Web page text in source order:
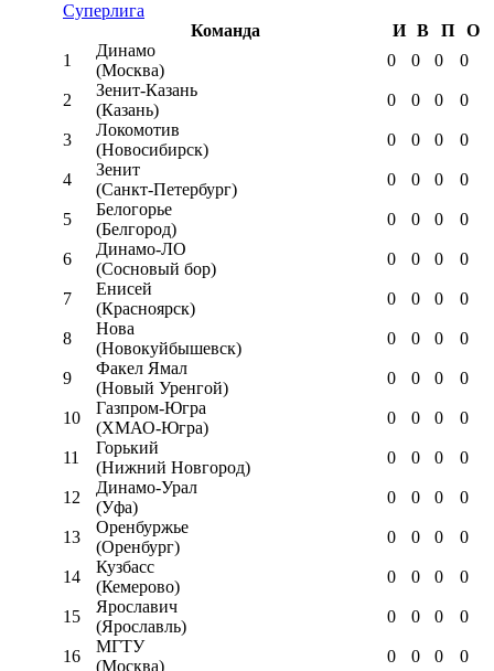
Суперлига
Команда
И В П
О
1
Динамо
(Москва)
0 0 0 0
2
Зенит-Казань
(Казань)
0 0 0 0
3
Локомотив
(Новосибирск)
0 0 0 0
4
Зенит
(Санкт-Петербург)
0 0 0 0
5
Белогорье
(Белгород)
0 0 0 0
6
Динамо-ЛО
(Сосновый бор)
0 0 0 0
7
Енисей
(Красноярск)
0 0 0 0
8
Нова
(Новокуйбышевск)
0 0 0 0
9
Факел Ямал
(Новый Уренгой)
0 0 0 0
10
Газпром-Югра
(ХМАО-Югра)
0 0 0 0
11
Горький
(Нижний Новгород)
0 0 0 0
12
Динамо-Урал
(Уфа)
0 0 0 0
13
Оренбуржье
(Оренбург)
0 0 0 0
14
Кузбасс
(Кемерово)
0 0 0 0
15
Ярославич
(Ярославль)
0 0 0 0
16
МГТУ
(Москва)
0 0 0
0